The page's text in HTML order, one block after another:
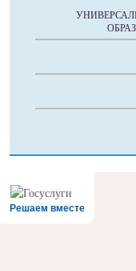
Решаем вместе